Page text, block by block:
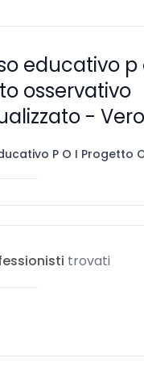
educativo p
osservativo
-
P O I Progetto
trovati